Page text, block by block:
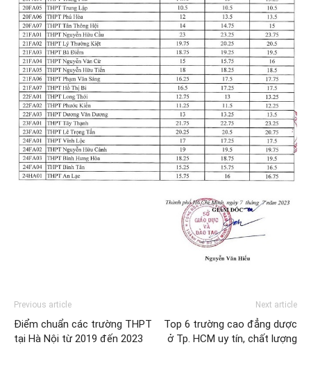
Previous article
Điểm chuẩn các trường THPT
tại Hà Nội từ 2019 đến 2023
Next article
Top 6 trường cao đẳng dược
ở Tp. HCM uy tín, chất lượng